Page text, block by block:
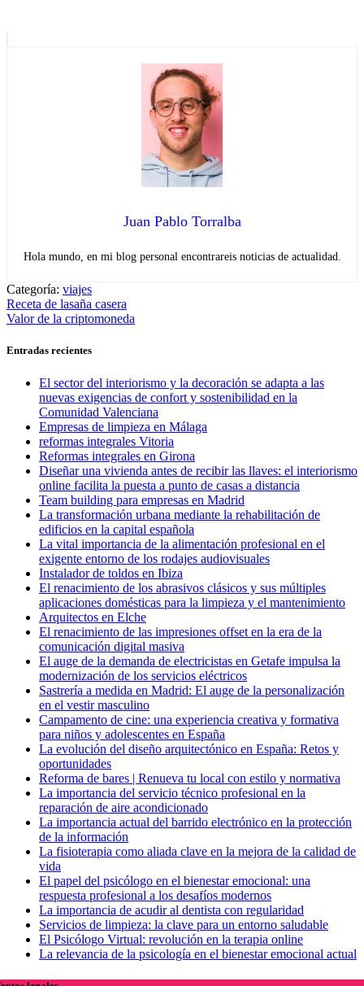
Juan Pablo Torralba
Hola mundo, en mi blog personal encontrareis noticias de actualidad.
Categoría: viajes
Navegación
de
entradas
Entrada
anterior:
Receta de lasaña casera
Entrada
Valor de la criptomoneda
Entradas recientes
El sector del interiorismo y la decoración se adapta a las
nuevas exigencias de confort y sostenibilidad en la
Comunidad Valenciana
Empresas de limpieza en Málaga
reformas integrales Vitoria
Reformas integrales en Girona
Diseñar una vivienda antes de recibir las llaves: el interiorismo
online facilita la puesta a punto de casas a distancia
Team building para empresas en Madrid
La transformación urbana mediante la rehabilitación de
edificios en la capital española
La vital importancia de la alimentación profesional en el
exigente entorno de los rodajes audiovisuales
Instalador de toldos en Ibiza
El renacimiento de los abrasivos clásicos y sus múltiples
aplicaciones domésticas para la limpieza y el mantenimiento
Arquitectos en Elche
El renacimiento de las impresiones offset en la era de la
comunicación digital masiva
El auge de la demanda de electricistas en Getafe impulsa la
modernización de los servicios eléctricos
Sastrería a medida en Madrid: El auge de la personalización
en el vestir masculino
Campamento de cine: una experiencia creativa y formativa
para niños y adolescentes en España
La evolución del diseño arquitectónico en España: Retos y
oportunidades
Reforma de bares | Renueva tu local con estilo y normativa
La importancia del servicio técnico profesional en la
reparación de aire acondicionado
La importancia actual del barrido electrónico en la protección
de la información
La fisioterapia como aliada clave en la mejora de la calidad de
vida
El papel del psicólogo en el bienestar emocional: una
respuesta profesional a los desafíos modernos
La importancia de acudir al dentista con regularidad
Servicios de limpieza: la clave para un entorno saludable
El Psicólogo Virtual: revolución en la terapia online
La relevancia de la psicología en el bienestar emocional actual